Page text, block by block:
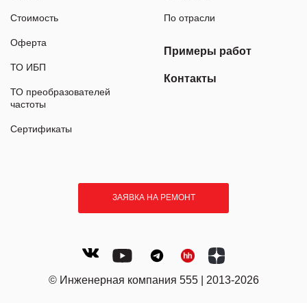
Стоимость
Оферта
ТО ИБП
ТО преобразователей
частоты
Сертификаты
По отрасли
Примеры работ
Контакты
ЗАЯВКА НА РЕМОНТ
© Инженерная компания 555 | 2013-2026